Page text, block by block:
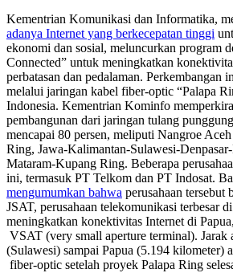
Kementrian Komunikasi dan Informatika,
adanya Internet yang berkecepatan tinggi
ekonomi dan sosial, meluncurkan program
Connected” untuk meningkatkan
perbatasan dan pedalaman. Perkembangan
melalui jaringan kabel fiber-optic “Palapa
Indonesia. Kementrian Kominfo
pembangunan dari jaringan tulang
mencapai 80 persen, meliputi Nangroe
Ring, Jawa-Kalimantan-Sulawesi-
Mataram-Kupang Ring. Beberapa
ini, termasuk PT Telkom dan PT Indosat.
mengumumkan bahwa perusahaan tersebut
JSAT, perusahaan telekomunikasi terbesar
meningkatkan konektivitas Internet di
VSAT (very small aperture terminal). Jarak
(Sulawesi) sampai Papua (5.194 kilometer)
fiber-optic setelah proyek Palapa Ring